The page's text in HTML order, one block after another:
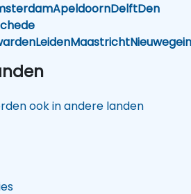
ApeldoornDelftDen
LeidenMaastrichtNieuwegein
ook in andere landen